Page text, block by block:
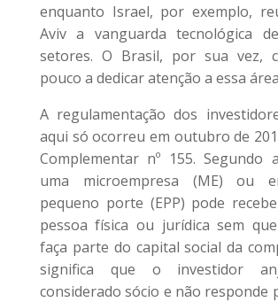
enquanto Israel, por exemplo,
Aviv a vanguarda tecnológica
setores. O Brasil, por sua vez,
pouco a dedicar atenção a essa
A regulamentação dos
aqui só ocorreu em outubro de
Complementar nº 155. Segundo
uma microempresa (ME) ou
pequeno porte (EPP) pode
pessoa física ou jurídica sem
faça parte do capital social da
significa que o investidor
considerado sócio e não responde